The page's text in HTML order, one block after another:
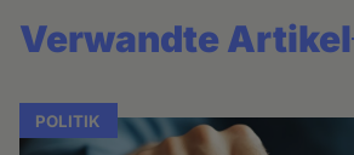
Verwandte Artikel
POLITIK